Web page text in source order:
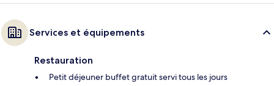
Services et équipements
Restauration
Petit déjeuner buffet gratuit servi tous les jours